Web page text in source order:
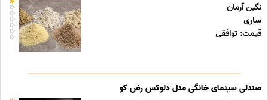
نگین آرمان
ساری
قیمت: توافقی
صندلی سینمای خانگی مدل دلوکس رض کو